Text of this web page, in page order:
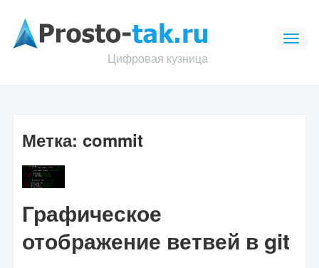
Цифровая кузница
Метка:commit
Графическое
отображение ветвей в git